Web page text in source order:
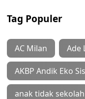
Tag Populer
AC Milan Ade
AKBP Andik Eko
anak tidak sekolah